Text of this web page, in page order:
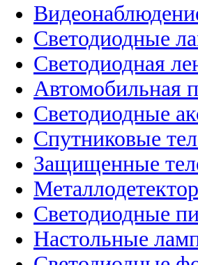
Светодиодные
Светодиодная
Автомобильная
Светодиодные
Спутниковые
Защищенные
Светодиодные
Настольные